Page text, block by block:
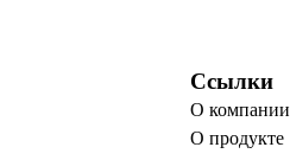
Ссылки
О компании
О продукте